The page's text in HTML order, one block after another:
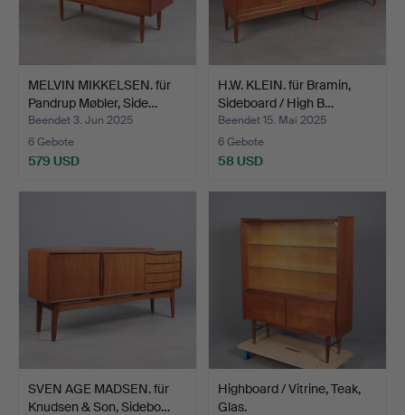
MELVIN MIKKELSEN. für
Pandrup Møbler, Side…
Beendet 3. Jun 2025
6 Gebote
579 USD
H.W. KLEIN. für Bramin,
Sideboard / High B…
Beendet 15. Mai 2025
6 Gebote
58 USD
SVEN AGE MADSEN. für
Knudsen & Son, Sidebo…
Highboard / Vitrine, Teak,
Glas.